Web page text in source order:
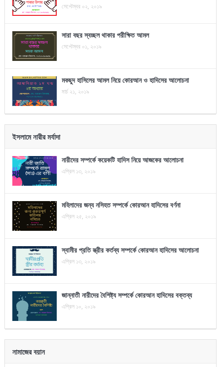
সেপ্টেম্বর ০২, ২০১৯
সারা বছর স্বচ্ছল থাকার পরীক্ষিত আমল
সেপ্টেম্বর ০১, ২০১৯
মকছুদ হাসিলের আমল নিয়ে কোরআন ও হাদিসের আলোচনা
মার্চ ২১, ২০১৯
ইসলামে নারীর মর্যাদা
নারীদের সম্পর্কে কয়েকটি হাদিস নিয়ে আজকের আলোচনা
এপ্রিল ১৩, ২০১৯
মহিলাদের জন্য নসিহত সম্পর্কে কোরআন হাদিসের বর্ণনা
এপ্রিল ২৫, ২০১৯
স্বামীর প্রতি স্ত্রীর কর্তব্য সম্পর্কে কোরআন হাদিসের আলোচনা
এপ্রিল ১৩, ২০১৯
জান্নাতী নারীদের বৈশিষ্ট্য সম্পর্কে কোরআন হাদিসের বক্তব্য
এপ্রিল ১০, ২০১৯
নামাজের বয়ান